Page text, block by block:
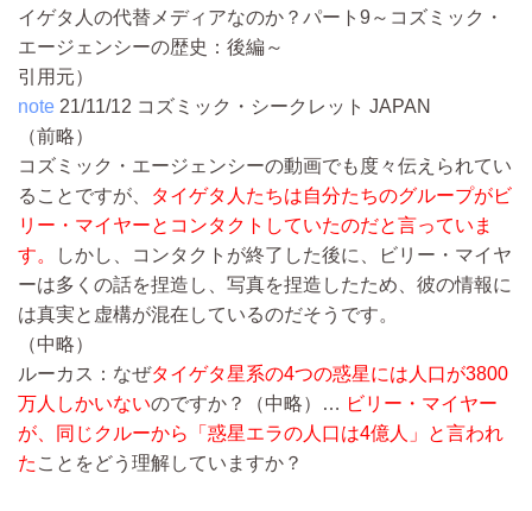
イゲタ人の代替メディアなのか？パート9～コズミック・
エージェンシーの歴史：後編～
引用元）
note 21/11/12 コズミック・シークレット JAPAN
（前略）
コズミック・エージェンシーの動画でも度々伝えられてい
ることですが、
タイゲタ人たちは自分たちのグループがビ
リー・マイヤーとコンタクトしていたのだと言っていま
す。
しかし、コンタクトが終了した後に、ビリー・マイヤ
ーは多くの話を捏造し、写真を捏造したため、彼の情報に
は真実と虚構が混在しているのだそうです。
（中略）
ルーカス：なぜタイゲタ星系の4つの惑星には人口が3800
万人しかいないのですか？ （中略）… ビリー・マイヤー
が、同じクルーから「惑星エラの人口は4億人」と言われ
た ことをどう理解していますか？